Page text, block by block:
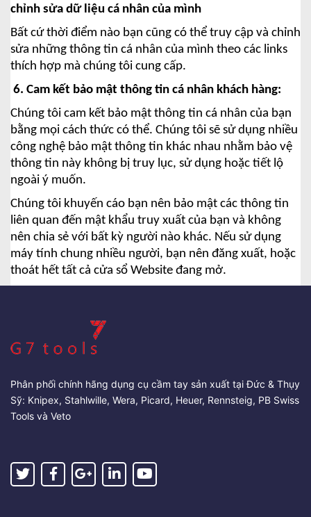
chỉnh sửa dữ liệu cá nhân của mình
Bất cứ thời điểm nào bạn cũng có thể truy cập và chỉnh
sửa những thông tin cá nhân của mình theo các links
thích hợp mà chúng tôi cung cấp.
6. Cam kết bảo mật thông tin cá nhân khách hàng:
Chúng tôi cam kết bảo mật thông tin cá nhân của bạn
bằng mọi cách thức có thể. Chúng tôi sẽ sử dụng nhiều
công nghệ bảo mật thông tin khác nhau nhằm bảo vệ
thông tin này không bị truy lục, sử dụng hoặc tiết lộ
ngoài ý muốn.
Chúng tôi khuyến cáo bạn nên bảo mật các thông tin
liên quan đến mật khẩu truy xuất của bạn và không
nên chia sẻ với bất kỳ người nào khác. Nếu sử dụng
máy tính chung nhiều người, bạn nên đăng xuất, hoặc
thoát hết tất cả cửa sổ Website đang mở.
Phân phối chính hãng dụng cụ cầm tay sản xuất tại Đức & Thụy
Sỹ: Knipex, Stahlwille, Wera, Picard, Heuer, Rennsteig, PB Swiss
Tools và Veto